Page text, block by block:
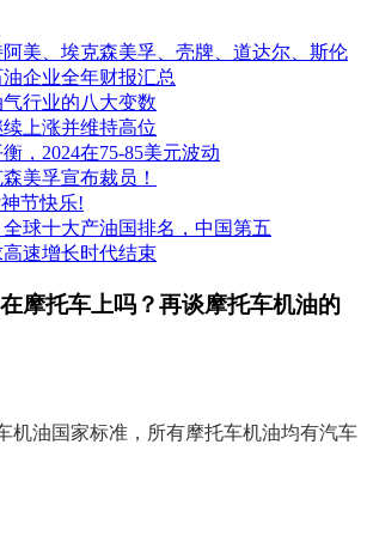
美、埃克森美孚、壳牌、道达尔、斯伦
油企业全年财报汇总
行业的八大变数
上涨并维持高位
，2024在75-85美元波动
美孚宣布裁员！
节快乐!
全球十大产油国排名，中国第五
速增长时代结束
摩托车上吗？再谈摩托车机油的
机油国家标准，所有摩托车机油均有汽车